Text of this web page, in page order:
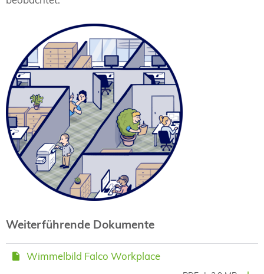
Weiterführende Dokumente
Wimmelbild Falco Workplace